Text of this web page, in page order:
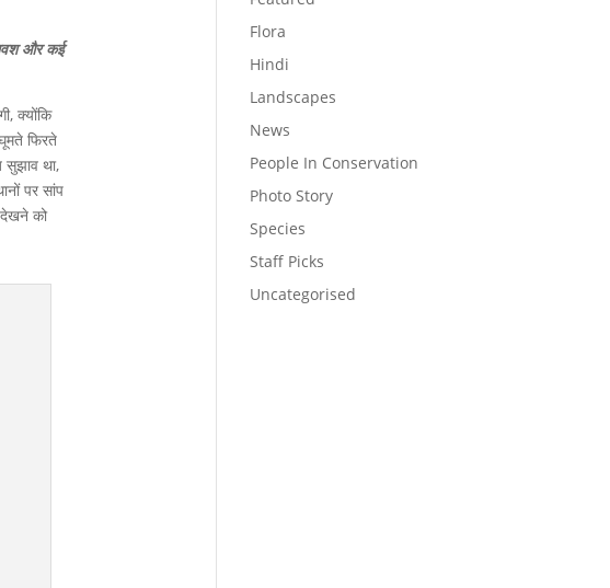
और कई
क्योंकि
फिरते
था,
पर सांप
को
Flora
Hindi
Landscapes
News
People In Conservation
Photo Story
Species
Staff Picks
Uncategorised